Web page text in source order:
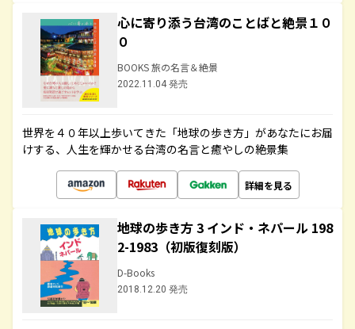
心に寄り添う台湾のことばと絶景１０
０
BOOKS 旅の名言＆絶景
2022.11.04 発売
世界を４０年以上歩いてきた「地球の歩き方」があなたにお届
けする、人生を輝かせる台湾の名言と癒やしの絶景集
詳細を見る
地球の歩き方 3 インド・ネパール 198
2-1983（初版復刻版）
D-Books
2018.12.20 発売